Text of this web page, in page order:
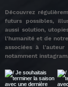
Découvrez
futurs possibles,
aussi solution,
l'humanité et de
associées à
notamment